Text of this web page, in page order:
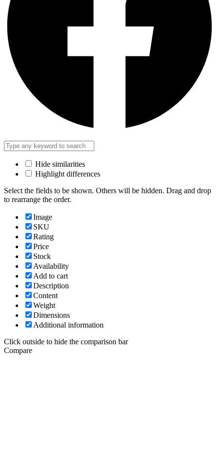
Hide similarities
Highlight differences
Select the fields to be shown. Others will be hidden. Drag and drop
to rearrange the order.
Image
SKU
Rating
Price
Stock
Availability
Add to cart
Description
Content
Weight
Dimensions
Additional information
Click outside to hide the comparison bar
Compare